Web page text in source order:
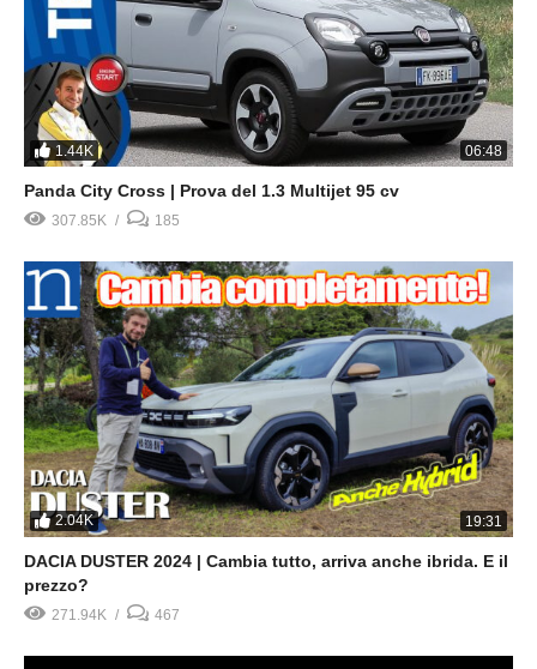
1.44K 06:48
Panda City Cross | Prova del 1.3 Multijet 95 cv
307.85K 185
2.04K 19:31
DACIA DUSTER 2024 | Cambia tutto, arriva anche ibrida. E il
prezzo?
271.94K 467